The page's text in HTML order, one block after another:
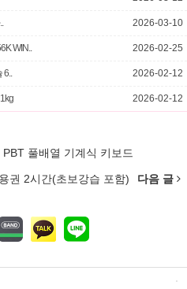
2026-03-10
WIN.. 2026-02-25
6.. 2026-02-12
2026-02-12
풀배열 기계식 키보드
권 2시간(초보강습 포함) 다음 글